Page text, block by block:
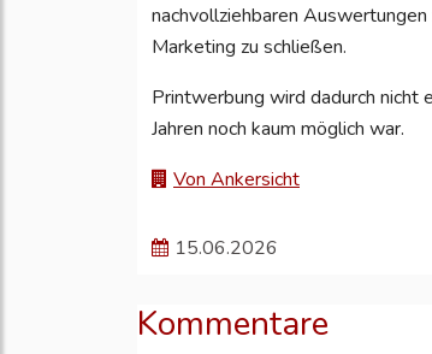
nachvollziehbaren
Marketing zu schließen.
Printwerbung wird dadurch nicht
Jahren noch kaum möglich war.
Von Ankersicht
15.06.2026
Kommentare